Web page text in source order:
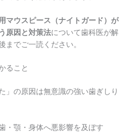
マウスピース（ナイトガード）が
原因と対策法について歯科医が解
までご一読ください。
ること
」の原因は無意識の強い歯ぎしり
・顎・身体へ悪影響を及ぼす